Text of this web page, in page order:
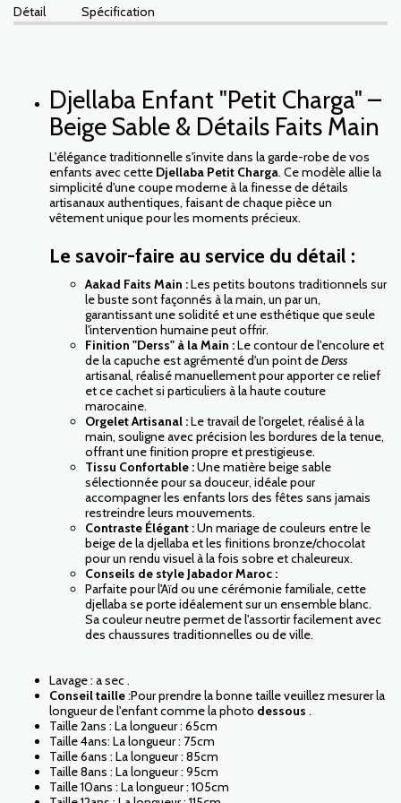
Détail Spécification
Djellaba Enfant "Petit Charga" –
Beige Sable & Détails Faits Main
L'élégance traditionnelle s'invite dans la garde-robe de vos
enfants avec cette Djellaba Petit Charga. Ce modèle allie la
simplicité d'une coupe moderne à la finesse de détails
artisanaux authentiques, faisant de chaque pièce un
vêtement unique pour les moments précieux.
Le savoir-faire au service du détail :
Aakad Faits Main :Les petits boutons traditionnels sur
le buste sont façonnés à la main, un par un,
garantissant une solidité et une esthétique que seule
l'intervention humaine peut offrir.
Finition "Derss" à la Main :Le contour de l'encolure et
de la capuche est agrémenté d'un point deDerss
artisanal, réalisé manuellement pour apporter ce relief
et ce cachet si particuliers à la haute couture
marocaine.
Orgelet Artisanal :Le travail de l'orgelet, réalisé à la
main, souligne avec précision les bordures de la tenue,
offrant une finition propre et prestigieuse.
Tissu Confortable :Une matière beige sable
sélectionnée pour sa douceur, idéale pour
accompagner les enfants lors des fêtes sans jamais
restreindre leurs mouvements.
Contraste Élégant :Un mariage de couleurs entre le
beige de la djellaba et les finitions bronze/chocolat
pour un rendu visuel à la fois sobre et chaleureux.
Conseils de style Jabador Maroc :
Parfaite pour l'Aïd ou une cérémonie familiale, cette
djellaba se porte idéalement sur un ensemble blanc.
Sa couleur neutre permet de l'assortir facilement avec
des chaussures traditionnelles ou de ville.
Lavage : a sec .
Conseil taille:Pour prendre la bonne taille veuillez mesurer la
longueur de l'enfant comme la photo dessous .
Taille 2ans : La longueur : 65cm
Taille 4ans: La longueur : 75cm
Taille 6ans : La longueur : 85cm
Taille 8ans : La longueur : 95cm
Taille 10ans : La longueur : 105cm